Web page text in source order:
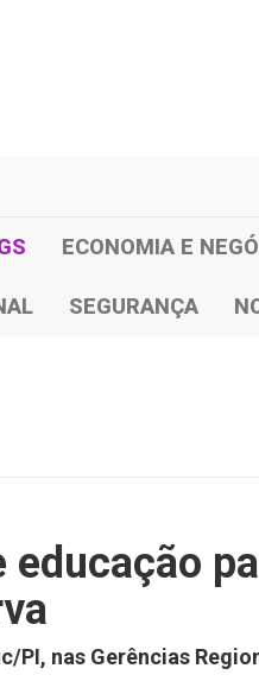
ECONOMIA E
SEGURANÇA
PI, nas Gerências